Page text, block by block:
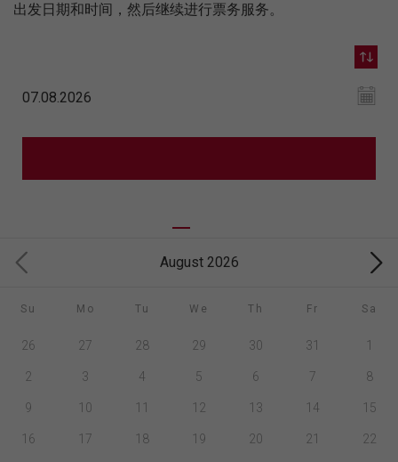
出发日期和时间，然后继续进行票务服务。
August 2026
Su Mo Tu We Th Fr Sa
26 27 28 29 30 31 1
2 3 4 5 6 7 8
9 10 11 12 13 14 15
16 17 18 19 20 21 22